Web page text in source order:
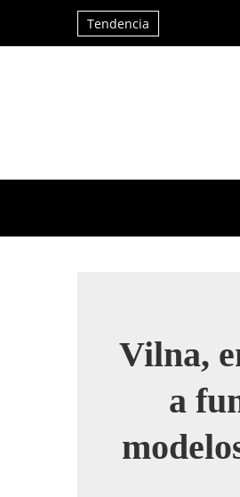
Tendencia
Vilna,
a